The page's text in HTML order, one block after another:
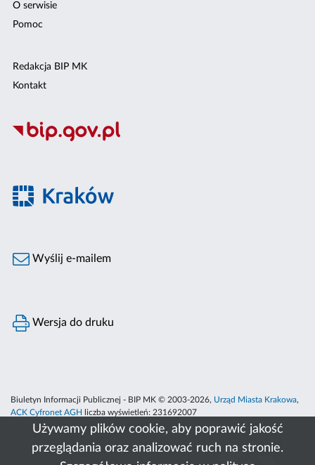
Używamy plików cookie, aby poprawić jakość
przeglądania oraz analizować ruch na stronie.
O serwisie
Pomoc
Redakcja BIP MK
Kontakt
Wyślij e-mailem
Wersja do druku
Biuletyn Informacji Publicznej - BIP MK © 2003-2026, Urząd Miasta Krakowa,
ACK Cyfronet AGH
liczba wyświetleń: 231692007